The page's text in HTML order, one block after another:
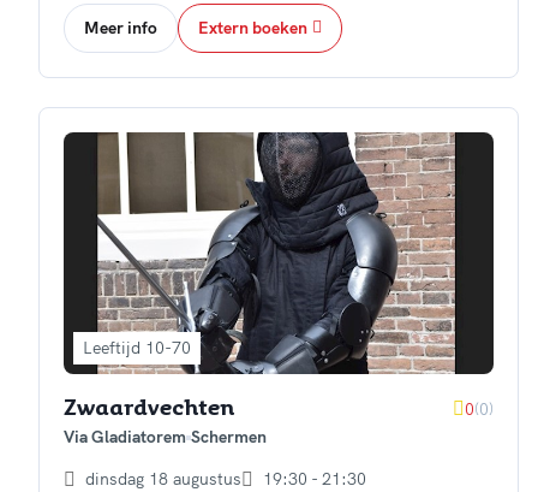
Meer info Extern boeken
Leeftijd 10-70
Zwaardvechten 0(0)
Via Gladiatorem Schermen
dinsdag 18 augustus
19:30 - 21:30